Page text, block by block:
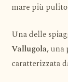
mare più
Una delle
Vallugola, una
caratterizzata